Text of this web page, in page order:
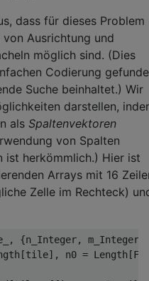
dass für dieses Problem
Ausrichtung und
möglich sind. (Dies
Codierung
Suche beinhaltet.) Wir
darstellen,
als Spaltenvektoren
von Spalten
ist herkömmlich.) Hier ist
Arrays mit 16
Zelle im Rechteck)
{n_Integer,
n0 =